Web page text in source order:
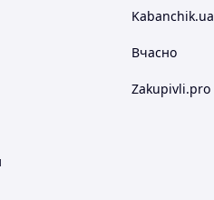
Kabanchik.ua
Вчасно
Zakupivli.pro